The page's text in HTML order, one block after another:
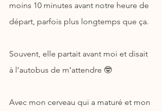
moins 10 minutes avant notre heure de
départ, parfois plus longtemps que ça.
Souvent, elle partait avant moi et disait
à l’autobus de m’attendre 🤓
Avec mon cerveau qui a maturé et mon